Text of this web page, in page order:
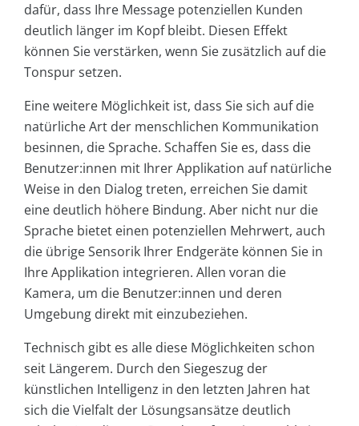
dafür, dass Ihre Message potenziellen Kunden
deutlich länger im Kopf bleibt. Diesen Effekt
können Sie verstärken, wenn Sie zusätzlich auf die
Tonspur setzen.
Eine weitere Möglichkeit ist, dass Sie sich auf die
natürliche Art der menschlichen Kommunikation
besinnen, die Sprache. Schaffen Sie es, dass die
Benutzer:innen mit Ihrer Applikation auf natürliche
Weise in den Dialog treten, erreichen Sie damit
eine deutlich höhere Bindung. Aber nicht nur die
Sprache bietet einen potenziellen Mehrwert, auch
die übrige Sensorik Ihrer Endgeräte können Sie in
Ihre Applikation integrieren. Allen voran die
Kamera, um die Benutzer:innen und deren
Umgebung direkt mit einzubeziehen.
Technisch gibt es alle diese Möglichkeiten schon
seit Längerem. Durch den Siegeszug der
künstlichen Intelligenz in den letzten Jahren hat
sich die Vielfalt der Lösungsansätze deutlich